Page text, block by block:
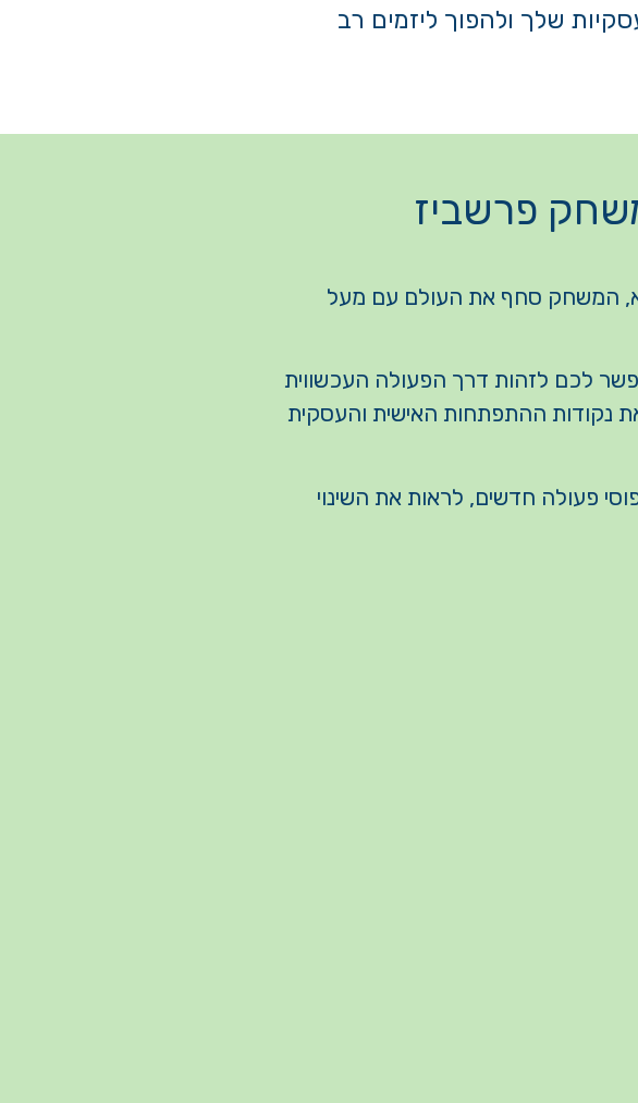
שלך ולהפוך ליזמים רב
פרשביז
המשחק סחף את העולם עם מעל
לכם לזהות דרך הפעולה העכשווית
נקודות ההתפתחות האישית והעסקית
פעולה חדשים, לראות את השינוי